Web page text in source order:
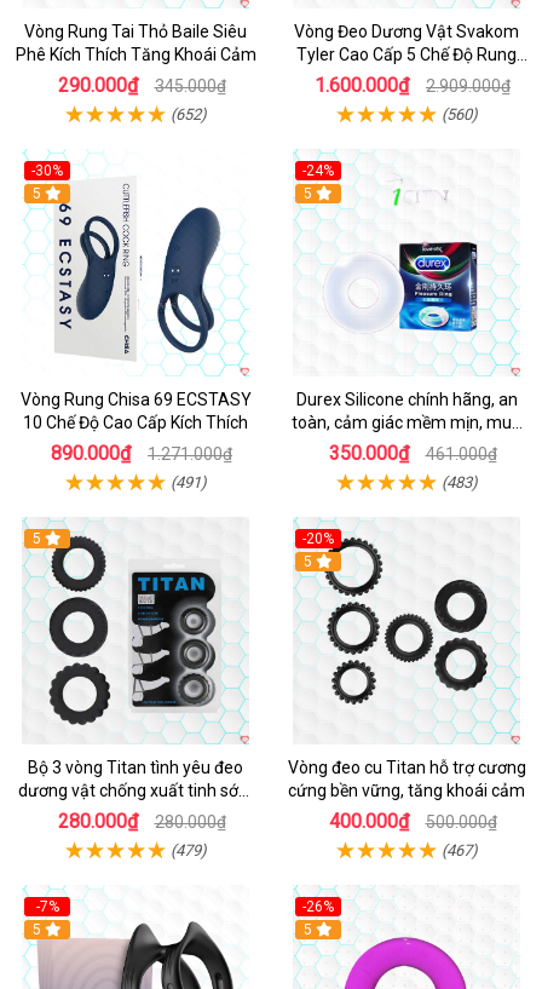
Vòng Rung Tai Thỏ Baile Siêu
Phê Kích Thích Tăng Khoái Cảm
290.000₫ 345.000₫
(652)
Vòng Đeo Dương Vật Svakom
Tyler Cao Cấp 5 Chế Độ Rung
Mạnh Mẽ Kích Thích Điểm G
1.600.000₫ 2.909.000₫
(560)
-30%
Hot
5
Vòng Rung Chisa 69 ECSTASY
10 Chế Độ Cao Cấp Kích Thích
890.000₫ 1.271.000₫
(491)
-24%
5
Durex Silicone chính hãng, an
toàn, cảm giác mềm mịn, mua
ngay
350.000₫ 461.000₫
(483)
5
Bộ 3 vòng Titan tình yêu đeo
dương vật chống xuất tinh sớm
chất liệu silicon y tế
280.000₫ 280.000₫
(479)
-20%
Hot
5
Vòng đeo cu Titan hỗ trợ cương
cứng bền vững, tăng khoái cảm
400.000₫ 500.000₫
(467)
-7%
5
-26%
5